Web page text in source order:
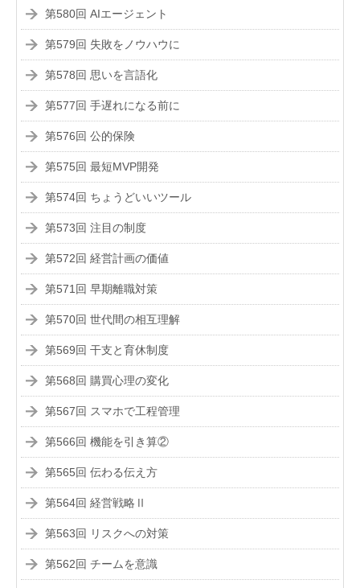
第580回 AIエージェント
第579回 失敗をノウハウに
第578回 思いを言語化
第577回 手遅れになる前に
第576回 公的保険
第575回 最短MVP開発
第574回 ちょうどいいツール
第573回 注目の制度
第572回 経営計画の価値
第571回 早期離職対策
第570回 世代間の相互理解
第569回 干支と育休制度
第568回 購買心理の変化
第567回 スマホで工程管理
第566回 機能を引き算②
第565回 伝わる伝え方
第564回 経営戦略Ⅱ
第563回 リスクへの対策
第562回 チームを意識